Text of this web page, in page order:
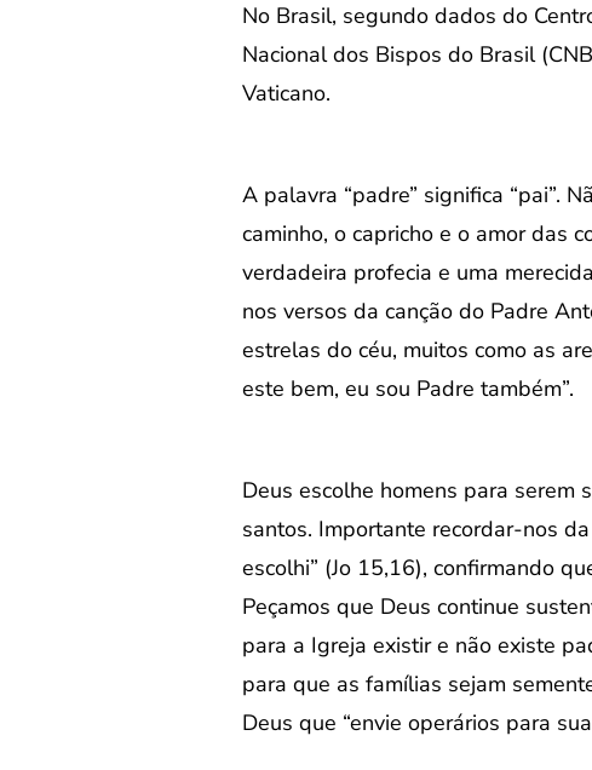
No Brasil, segundo dados do
Nacional dos Bispos do Brasil
Vaticano.
A palavra “padre” significa “pai”.
caminho, o capricho e o amor das
verdadeira profecia e uma
nos versos da canção do Padre
estrelas do céu, muitos como as
este bem, eu sou Padre também”.
Deus escolhe homens para serem
santos. Importante recordar-nos
escolhi” (Jo 15,16), confirmando
Peçamos que Deus continue
para a Igreja existir e não existe
para que as famílias sejam
Deus que “envie operários para